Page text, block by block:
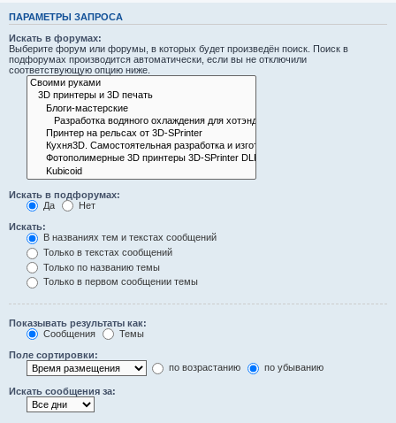
ПАРАМЕТРЫ ЗАПРОСА
Искать в форумах:
Выберите форум или форумы, в которых будет произведён поиск. Поиск в
подфорумах производится автоматически, если вы не отключили
соответствующую опцию ниже.
Искать в подфорумах:
Да
Нет
Искать:
В названиях тем и текстах сообщений
Только в текстах сообщений
Только по названию темы
Только в первом сообщении темы
Показывать результаты как:
Сообщения
Темы
Поле сортировки:
по возрастанию
по убыванию
Искать сообщения за: